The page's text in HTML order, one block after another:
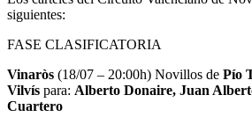
siguientes:
FASE CLASIFICATORIA
Vinaròs (18/07 – 20:00h) Novillos de Pío
Vilvís para: Alberto Donaire, Juan
Cuartero